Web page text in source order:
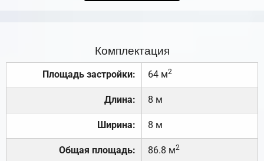
Комплектация
Площадь застройки: 64 м2
Длина: 8 м
Ширина: 8 м
Общая площадь: 86.8 м2